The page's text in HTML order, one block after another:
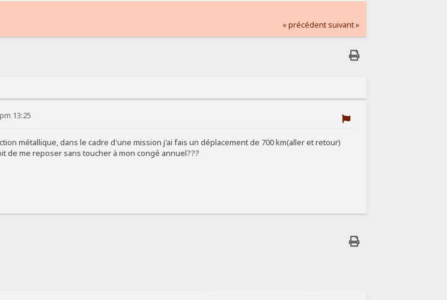
« précédent suivant »
13:25
métallique, dans le cadre d'une mission j'ai fais un déplacement de 700 km(aller et retour)
de me reposer sans toucher à mon congé annuel???